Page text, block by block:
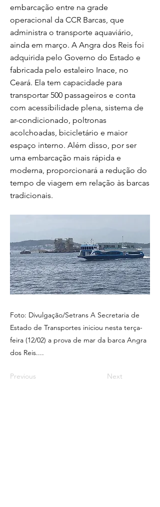
embarcação entre na grade
operacional da CCR Barcas, que
administra o transporte aquaviário,
ainda em março. A Angra dos Reis foi
adquirida pelo Governo do Estado e
fabricada pelo estaleiro Inace, no
Ceará. Ela tem capacidade para
transportar 500 passageiros e conta
com acessibilidade plena, sistema de
ar-condicionado, poltronas
acolchoadas, bicicletário e maior
espaço interno. Além disso, por ser
uma embarcação mais rápida e
moderna, proporcionará a redução do
tempo de viagem em relação às barcas
tradicionais.
Foto: Divulgação/Setrans A Secretaria de
Estado de Transportes iniciou nesta terça-
feira (12/02) a prova de mar da barca Angra
dos Reis....
Previous Next